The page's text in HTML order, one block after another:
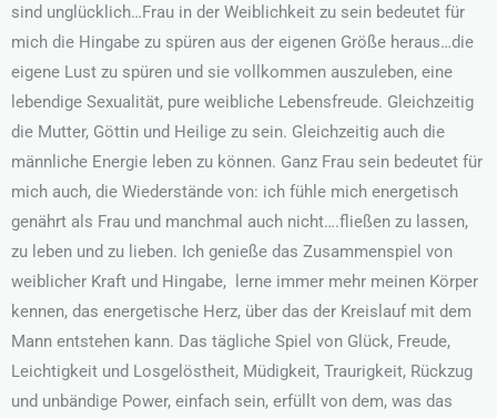
sind unglücklich…Frau in der Weiblichkeit zu sein bedeutet für
mich die Hingabe zu spüren aus der eigenen Größe heraus…die
eigene Lust zu spüren und sie vollkommen auszuleben, eine
lebendige Sexualität, pure weibliche Lebensfreude. Gleichzeitig
die Mutter, Göttin und Heilige zu sein. Gleichzeitig auch die
männliche Energie leben zu können. Ganz Frau sein bedeutet für
mich auch, die Wiederstände von: ich fühle mich energetisch
genährt als Frau und manchmal auch nicht….fließen zu lassen,
zu leben und zu lieben. Ich genieße das Zusammenspiel von
weiblicher Kraft und Hingabe, lerne immer mehr meinen Körper
kennen, das energetische Herz, über das der Kreislauf mit dem
Mann entstehen kann. Das tägliche Spiel von Glück, Freude,
Leichtigkeit und Losgelöstheit, Müdigkeit, Traurigkeit, Rückzug
und unbändige Power, einfach sein, erfüllt von dem, was das